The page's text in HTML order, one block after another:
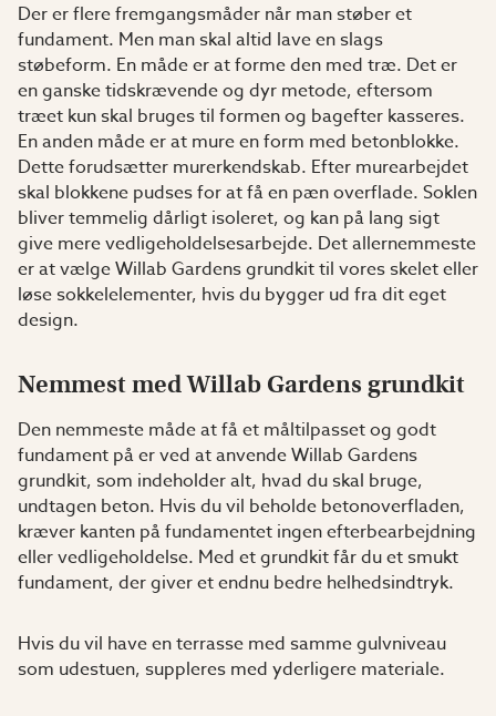
Der er flere fremgangsmåder når man støber et
fundament. Men man skal altid lave en slags
støbeform. En måde er at forme den med træ. Det er
en ganske tidskrævende og dyr metode, eftersom
træet kun skal bruges til formen og bagefter kasseres.
En anden måde er at mure en form med betonblokke.
Dette forudsætter murerkendskab. Efter murearbejdet
skal blokkene pudses for at få en pæn overflade. Soklen
bliver temmelig dårligt isoleret, og kan på lang sigt
give mere vedligeholdelsesarbejde. Det allernemmeste
er at vælge Willab Gardens grundkit til vores skelet eller
løse sokkelelementer, hvis du bygger ud fra dit eget
design.
Nemmest med Willab Gardens grundkit
Den nemmeste måde at få et måltilpasset og godt
fundament på er ved at anvende Willab Gardens
grundkit, som indeholder alt, hvad du skal bruge,
undtagen beton. Hvis du vil beholde betonoverfladen,
kræver kanten på fundamentet ingen efterbearbejdning
eller vedligeholdelse. Med et grundkit får du et smukt
fundament, der giver et endnu bedre helhedsindtryk.
Hvis du vil have en terrasse med samme gulvniveau
som udestuen, suppleres med yderligere materiale.